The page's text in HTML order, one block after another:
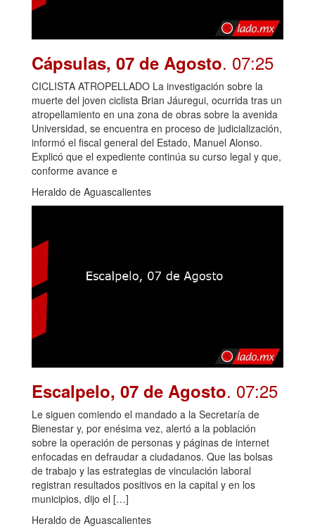
Cápsulas, 07 de Agosto. 07:25
CICLISTA ATROPELLADO La investigación sobre la
muerte del joven ciclista Brian Jáuregui, ocurrida tras un
atropellamiento en una zona de obras sobre la avenida
Universidad, se encuentra en proceso de judicialización,
informó el fiscal general del Estado, Manuel Alonso.
Explicó que el expediente continúa su curso legal y que,
conforme avance e
Heraldo de Aguascalientes
Escalpelo, 07 de Agosto. 07:25
Le siguen comiendo el mandado a la Secretaría de
Bienestar y, por enésima vez, alertó a la población
sobre la operación de personas y páginas de internet
enfocadas en defraudar a ciudadanos. Que las bolsas
de trabajo y las estrategias de vinculación laboral
registran resultados positivos en la capital y en los
municipios, dijo el […]
Heraldo de Aguascalientes